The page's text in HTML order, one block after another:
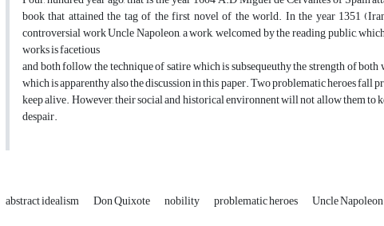
book that attained the tag of the first novel of the world. In the year 1351
controversial work Uncle Napoleon, a work, welcomed by the reading public,
works is facetious
and both follow the technique of satire which is subsequeuthy the strength of
which is apparenthy also the discussion in this paper. Two problematic heroes fall
keep alive. However, their social and historical environnent will not allow them to
despair.
abstract idealism Don Quixote nobility problematic heroes Uncle Napoleon